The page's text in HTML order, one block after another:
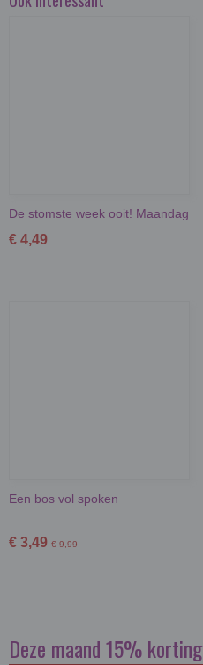
De stomste week ooit! Maandag
€ 4,49
Een bos vol spoken
€ 3,49 € 9,99
Deze maand 15% korting